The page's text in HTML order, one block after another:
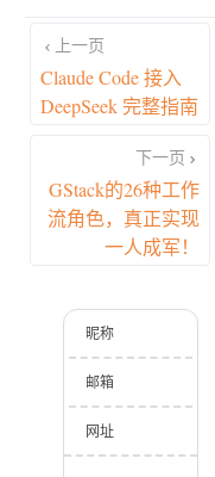
上一页
Claude Code 接入
DeepSeek 完整指南
下一页
GStack的26种工作
流角色，真正实现
一人成军！
昵称
邮箱
网址